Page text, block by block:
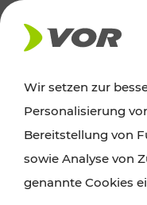
AKTUELLES
News
Alle wichtigen
Wir setzen zur
Personalisierung
Bereitstellung von
sowie Analyse von
genannte Cookies